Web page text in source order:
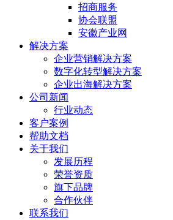
招商服务
协会联盟
安徽产业网
解决方案
企业营销解决方案
数字化转型解决方案
企业出海解决方案
公司新闻
行业动态
客户案例
帮助文档
关于我们
发展历程
荣誉资质
旗下品牌
合作伙伴
联系我们